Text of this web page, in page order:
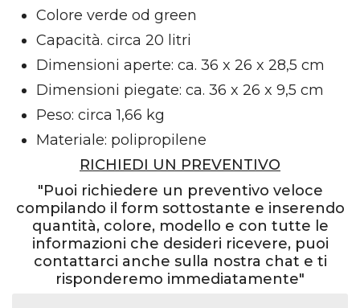
Colore verde od green
Capacità. circa 20 litri
Dimensioni aperte: ca. 36 x 26 x 28,5 cm
Dimensioni piegate: ca. 36 x 26 x 9,5 cm
Peso: circa 1,66 kg
Materiale: polipropilene
RICHIEDI UN PREVENTIVO
"Puoi richiedere un preventivo veloce
compilando il form sottostante e inserendo
quantità, colore, modello e con tutte le
informazioni che desideri ricevere, puoi
contattarci anche sulla nostra chat e ti
risponderemo immediatamente"